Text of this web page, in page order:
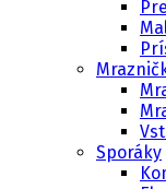
Sporáky